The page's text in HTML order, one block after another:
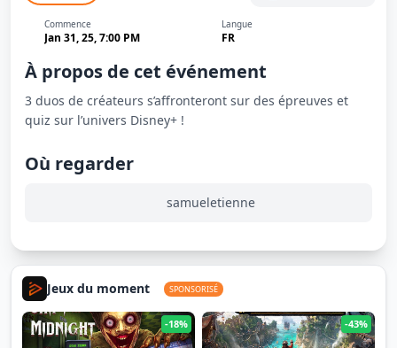
Commence
Jan 31, 25, 7:00 PM
Langue
FR
À propos de cet événement
3 duos de créateurs s’affronteront sur des épreuves et
quiz sur l’univers Disney+ !
Où regarder
samueletienne
Jeux du moment SPONSORISÉ
-18% -43%